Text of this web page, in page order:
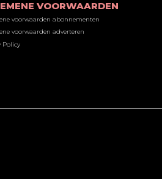
VOORWAARDEN
voorwaarden abonnementen
voorwaarden adverteren
Policy